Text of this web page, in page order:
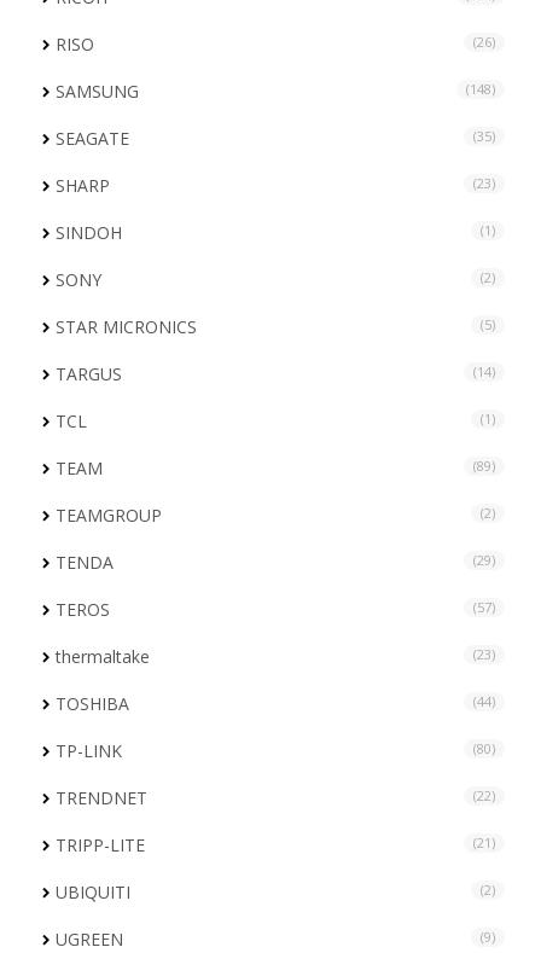
RISO (26)
SAMSUNG (148)
SEAGATE (35)
SHARP (23)
SINDOH (1)
SONY (2)
STAR MICRONICS (5)
TARGUS (14)
TCL (1)
TEAM (89)
TEAMGROUP (2)
TENDA (29)
TEROS (57)
thermaltake (23)
TOSHIBA (44)
TP-LINK (80)
TRENDNET (22)
TRIPP-LITE (21)
UBIQUITI (2)
UGREEN (9)